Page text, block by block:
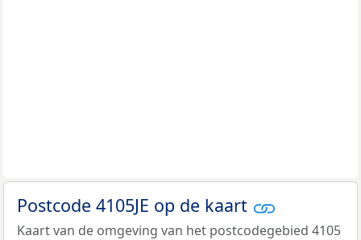
Postcode 4105JE op de kaart
Kaart van de omgeving van het postcodegebied 4105